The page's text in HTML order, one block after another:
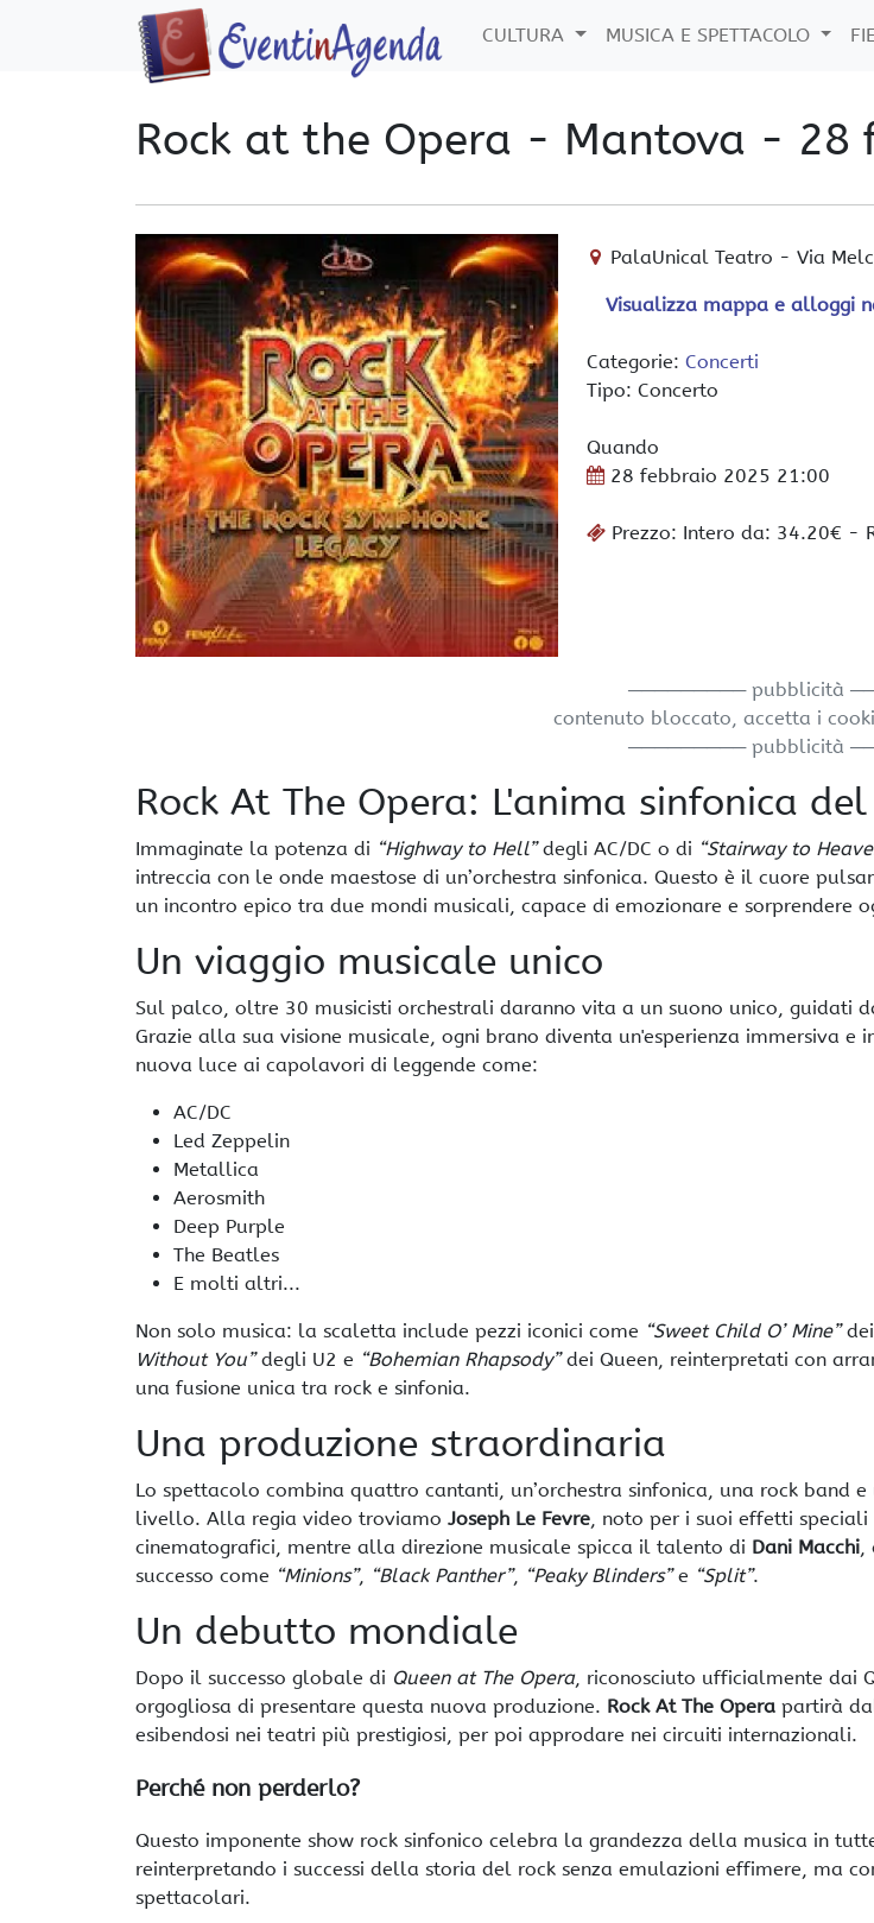
CULTURA MUSICA E SPETTACOLO
Rock at the Opera - Mantova - 28
PalaUnical Teatro -Via
Visualizza mappa e alloggi
Categorie: Concerti
Tipo: Concerto
Quando
28 febbraio 2025 21:00
Prezzo: Intero da: 34.20€ -
───────── pubblicità
contenuto bloccato, accetta i
───────── pubblicità
Rock At The Opera: L'anima sinfonica del
Immaginate la potenza di “Highway to Hell”degli AC/DC o di “Stairway to
intreccia con le onde maestose di un’orchestra sinfonica. Questo è il cuore
un incontro epico tra due mondi musicali, capace di emozionare e sorprendere
Un viaggio musicale unico
Sul palco, oltre 30 musicisti orchestrali daranno vita a un suono unico, guidati
Grazie alla sua visione musicale, ogni brano diventa un'esperienza immersiva e
nuova luce ai capolavori di leggende come:
AC/DC
Led Zeppelin
Metallica
Aerosmith
Deep Purple
The Beatles
E molti altri...
Non solo musica: la scaletta include pezzi iconici come “Sweet Child O’ Mine”dei
Without You”degli U2 e “Bohemian Rhapsody”dei Queen, reinterpretati con
una fusione unica tra rock e sinfonia.
Una produzione straordinaria
Lo spettacolo combina quattro cantanti, un’orchestra sinfonica, una rock band e
livello. Alla regia video troviamo Joseph Le Fevre, noto per i suoi effetti speciali
cinematografici, mentre alla direzione musicale spicca il talento di Dani Macchi,
successo come “Minions”, “Black Panther”, “Peaky Blinders”e “Split”.
Un debutto mondiale
Dopo il successo globale di Queen at The Opera, riconosciuto ufficialmente dai
orgogliosa di presentare questa nuova produzione. Rock At The Opera partirà
esibendosi nei teatri più prestigiosi, per poi approdare nei circuiti internazionali.
Perché non perderlo?
Questo imponente show rock sinfonico celebra la grandezza della musica in
reinterpretando i successi della storia del rock senza emulazioni effimere, ma
spettacolari.